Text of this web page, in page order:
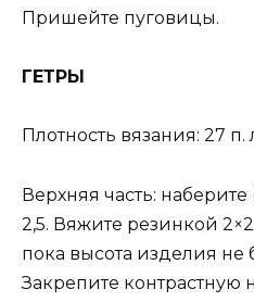
Пришейте пуговицы.
ГЕТРЫ
Плотность вязания: 27
Верхняя часть:
2,5. Вяжите резинкой
пока высота изделия не
Закрепите контрастную